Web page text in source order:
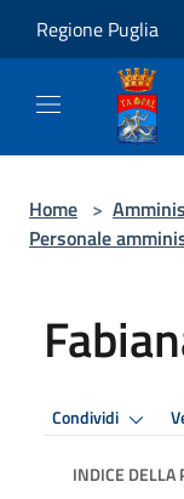
Regione Puglia
Home >
Personale
Condividi
INDICE DELLA